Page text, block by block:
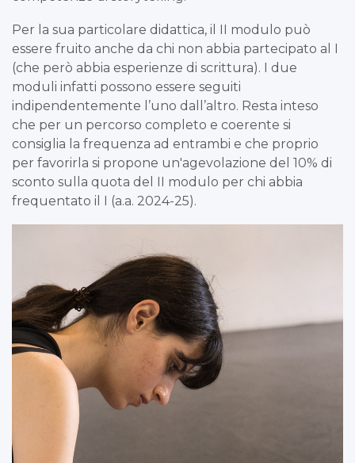
Per la sua particolare didattica, il II modulo può
essere fruito anche da chi non abbia partecipato al I
(che però abbia esperienze di scrittura). I due
moduli infatti possono essere seguiti
indipendentemente l’uno dall’altro. Resta inteso
che per un percorso completo e coerente si
consiglia la frequenza ad entrambi e che proprio
per favorirla si propone un'agevolazione del 10% di
sconto sulla quota del II modulo per chi abbia
frequentato il I (a.a. 2024-25).